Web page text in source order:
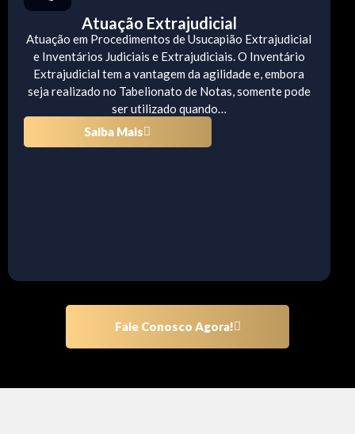
Atuação Extrajudicial
Atuação em Procedimentos de Usucapião Extrajudicial
e Inventários Judiciais e Extrajudiciais. O Inventário
Extrajudicial tem a vantagem da agilidade e, embora
seja realizado no Tabelionato de Notas, somente pode
ser utilizado quando…
Saiba Mais
Fale Conosco Agora!